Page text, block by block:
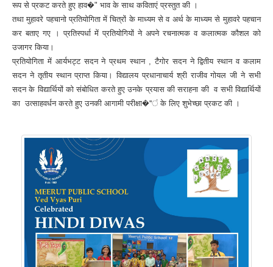
रूप से प्रकट करते हुए हाव�" भाव के साथ कविताएं प्रस्तुत की ।
तथा मुहावरे पहचानो प्रतियोगिता में चित्रों के माध्यम से व अर्थ के माध्यम से मुहावरे पहचान
कर बताए गए । प्रतिस्पर्धा में प्रतियोगियों ने अपने रचनात्मक व कलात्मक कौशल को
उजागर किया।
प्रतियोगिता में आर्यभट्ट सदन ने प्रथम स्थान , टैगोर सदन ने द्वितीय स्थान व कलाम
सदन ने तृतीय स्थान प्राप्त किया। विद्यालय प्रधानाचार्य श्री राजीव गोयल जी ने सभी
सदन के विद्यार्थियों को संबोधित करते हुए उनके प्रयास की सराहना की व सभी विद्यार्थियों
का उत्साहवर्धन करते हुए उनकी आगामी परीक्षा�"ं के लिए शुभेच्छा प्रकट की ।